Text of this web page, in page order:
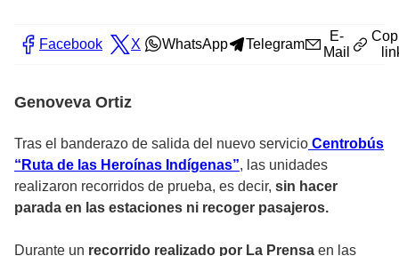
Facebook X WhatsApp Telegram
E-
Mail
Genoveva Ortiz
Tras el banderazo de salida del nuevo servicio Centrobús
“Ruta de las Heroínas Indígenas”, las unidades
realizaron recorridos de prueba, es decir, sin hacer
parada en las estaciones ni recoger pasajeros.
Durante un recorrido realizado por La Prensa en las